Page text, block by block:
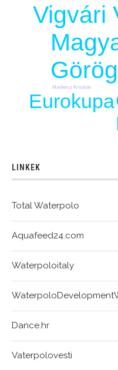
Vigvári
Eurokupa
Manhercz Krisztián
LINKEK
Total Waterpolo
Aquafeed24.com
Waterpoloitaly
Dance.hr
Vaterpolovesti